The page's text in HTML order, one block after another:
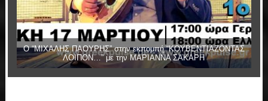
Ο “ΜΙΧΑΛΗΣ ΠΑΟΥΡΗΣ” στην εκπομπή “ΚΟΥΒΕΝΤΙΑΖΟΝΤΑΣ
ΛΟΙΠΟΝ…” με την ΜΑΡΙΑΝΝΑ ΣΑΚΑΡΗ